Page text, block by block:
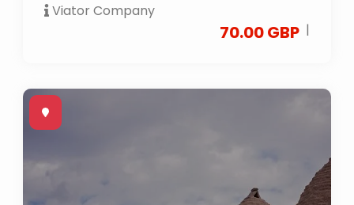
Viator Company
70.00 GBP |